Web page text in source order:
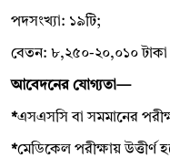
পদসংখ্যা: ১৯টি;
বেতন: ৮,২৫০-২০,০১০ টাকা
আবেদনের যোগ্যতা—
*এসএসসি বা সমমানের
*মেডিকেল পরীক্ষায় উত্তীর্ণ